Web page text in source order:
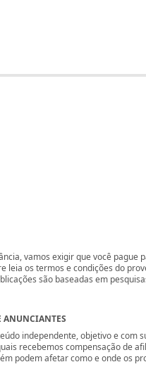
vamos exigir que você
leia os termos e condições do
são baseadas em
ANUNCIANTES
independente, objetivo e com
recebemos compensação de
podem afetar como e onde os